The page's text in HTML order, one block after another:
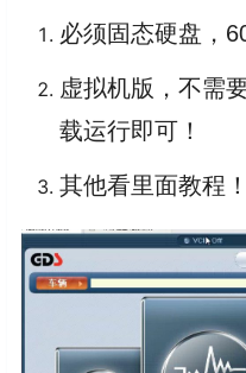
必须固态硬盘
虚拟机版，不需
载运行即可！
其他看里面教程